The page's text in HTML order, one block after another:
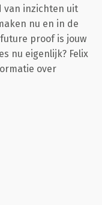
van inzichten uit
nu en in de
proof is jouw
nu eigenlijk? Felix
over